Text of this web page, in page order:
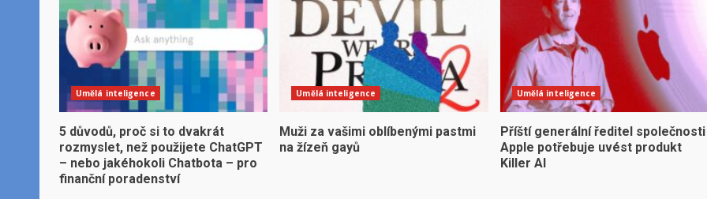
Umělá inteligence
5 důvodů, proč si to dvakrát
rozmyslet, než použijete ChatGPT
– nebo jakéhokoli Chatbota – pro
finanční poradenství
Umělá inteligence
Muži za vašimi oblíbenými pastmi
na žízeň gayů
Umělá inteligence
Příští generální ředitel společnosti
Apple potřebuje uvést produkt
Killer AI